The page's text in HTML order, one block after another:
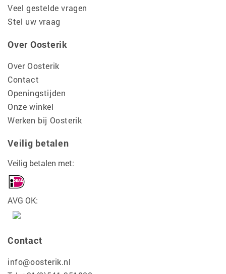
Veel gestelde vragen
Stel uw vraag
Over Oosterik
Over Oosterik
Contact
Openingstijden
Onze winkel
Werken bij Oosterik
Veilig betalen
Veilig betalen met:
AVG OK:
Contact
info@oosterik.nl